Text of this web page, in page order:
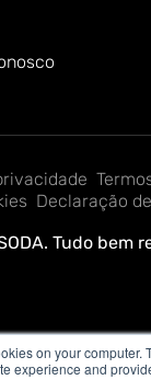
on your computer.
experience and
Tudo bem
Declaração